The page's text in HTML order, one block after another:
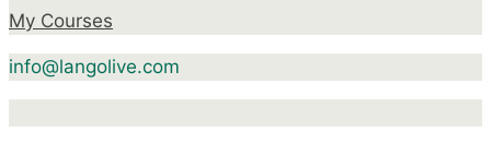
My Courses
info@langolive.com